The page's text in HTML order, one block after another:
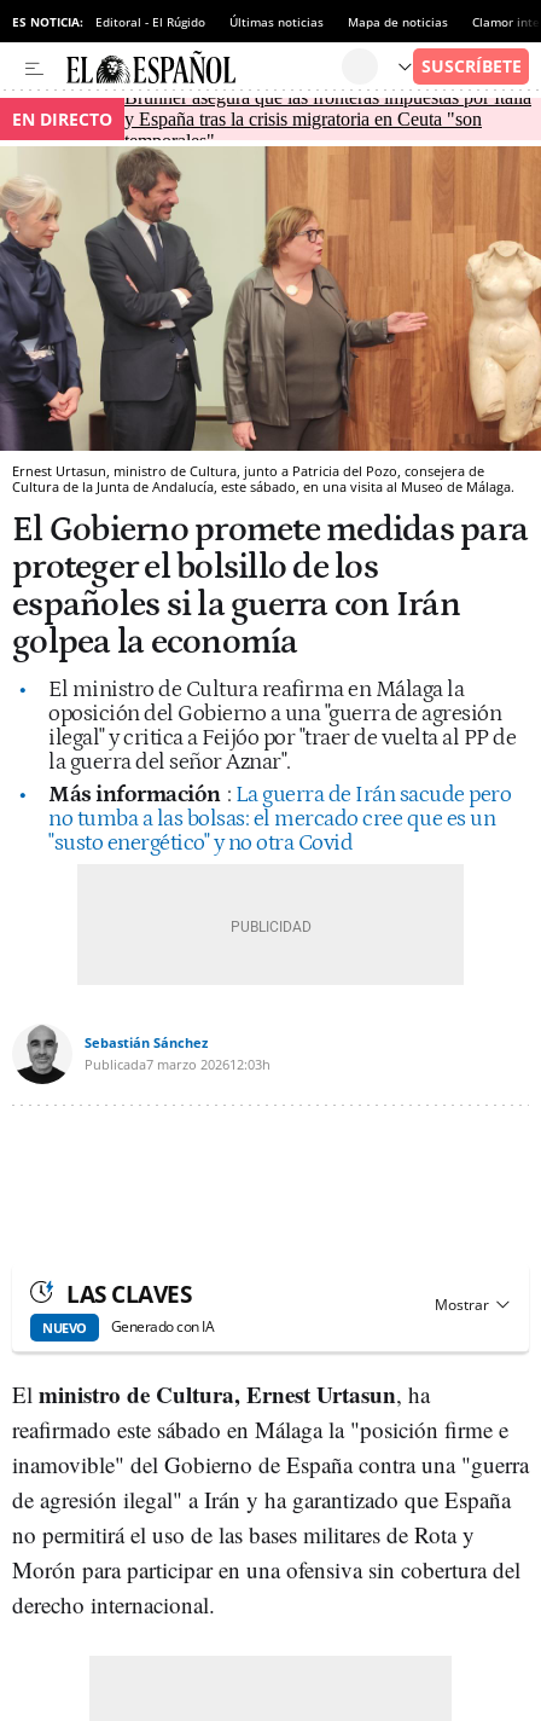
ES NOTICIA: Editoral - El Rúgido Últimas noticias Mapa de noticias Clamor
EN DIRECTO
Brunner asegura que las fronteras impuestas por Italia
y España tras la crisis migratoria en Ceuta "son
temporales"
Ernest Urtasun, ministro de Cultura, junto a Patricia del Pozo, consejera de
Cultura de la Junta de Andalucía, este sábado, en una visita al Museo de Málaga.
El Gobierno promete medidas para
proteger el bolsillo de los
españoles si la guerra con Irán
golpea la economía
El ministro de Cultura reafirma en Málaga la
oposición del Gobierno a una "guerra de agresión
ilegal" y critica a Feijóo por "traer de vuelta al PP de
la guerra del señor Aznar".
Más información : La guerra de Irán sacude pero
no tumba a las bolsas: el mercado cree que es un
"susto energético" y no otra Covid
Sebastián Sánchez
Publicada7 marzo 202612:03h
LAS CLAVES
NUEVO Generado con IA
El ministro de Cultura, Ernest Urtasun, ha
reafirmado este sábado en Málaga la "posición firme e
inamovible" del Gobierno de España contra una "guerra
de agresión ilegal" a Irán y ha garantizado que España
no permitirá el uso de las bases militares de Rota y
Morón para participar en una ofensiva sin cobertura del
derecho internacional.